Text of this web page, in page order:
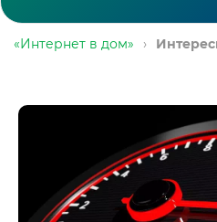
«Интернет в дом» ›